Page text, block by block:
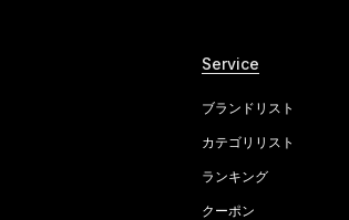
Service
ブランドリスト
カテゴリリスト
ランキング
クーポン